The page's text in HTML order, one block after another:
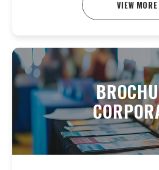
VIEW MORE